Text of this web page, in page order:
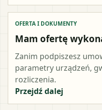
OFERTA I DOKUMENTY
Mam ofertę
Zanim podpiszesz
parametry urządzeń,
rozliczenia.
Przejdź dalej